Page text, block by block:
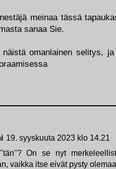
meinaa tässä
sanaa Sie.
näistä omanlainen selitys,
19. syyskuuta 2023 klo 14.21
On se nyt
vaikka itse eivät pysty